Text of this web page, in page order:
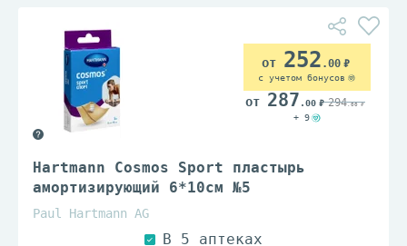
Hartmann Cosmos Sport пластырь
амортизирующий 6*10см №5
Paul Hartmann AG
252 .00
с учетом бонусов
287 .00 294.00
+ 9